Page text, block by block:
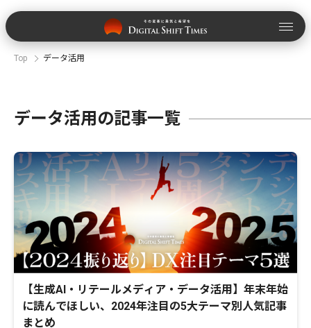
Top データ活用
データ活用の記事一覧
【生成AI・リテールメディア・データ活用】年末年始
に読んでほしい、2024年注目の5大テーマ別人気記事
まとめ